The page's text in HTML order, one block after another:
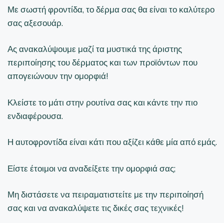
Με σωστή φροντίδα, το δέρμα σας θα είναι το καλύτερο
σας αξεσουάρ.
Ας ανακαλύψουμε μαζί τα μυστικά της άριστης
περιποίησης του δέρματος και των προϊόντων που
απογειώνουν την ομορφιά!
Κλείστε το μάτι στην ρουτίνα σας και κάντε την πιο
ενδιαφέρουσα.
Η αυτοφροντίδα είναι κάτι που αξίζει κάθε μία από εμάς.
Είστε έτοιμοι να αναδείξετε την ομορφιά σας;
Μη διστάσετε να πειραματιστείτε με την περιποίησή
σας και να ανακαλύψετε τις δικές σας τεχνικές!